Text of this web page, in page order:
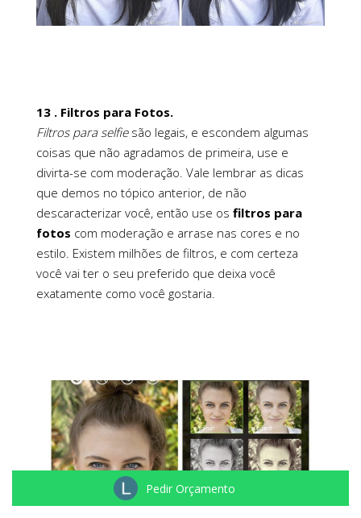
13 . Filtros para Fotos.
Filtros para selfiesão legais, e escondem algumas
coisas que não agradamos de primeira, use e
divirta-se com moderação. Vale lembrar as dicas
que demos no tópico anterior, de não
descaracterizar você, então use os filtros para
fotos com moderação e arrase nas cores e no
estilo. Existem milhões de filtros, e com certeza
você vai ter o seu preferido que deixa você
exatamente como você gostaria.
Pedir Orçamento